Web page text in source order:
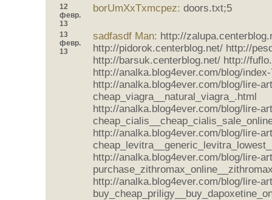
12
февр.
13
borUmXxTxmcpez: doors.txt;5
13
февр.
13
sadfasdf Man: http://
http://pidorok.centerblog.net/ http://
http://barsuk.centerblog.net/ http://
http://analka.blog4ever.com/blog/
http://analka.blog4ever.com/blog/lire-
cheap_viagra__natural_viagra_.html
http://analka.blog4ever.com/blog/lire-
http://analka.blog4ever.com/blog/lire-
http://analka.blog4ever.com/blog/lire-
http://analka.blog4ever.com/blog/lire-